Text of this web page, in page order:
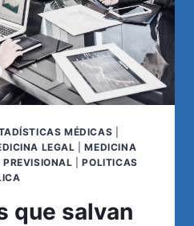
MÉDICAS
LEGAL |MEDICINA
|POLITICAS
que salvan